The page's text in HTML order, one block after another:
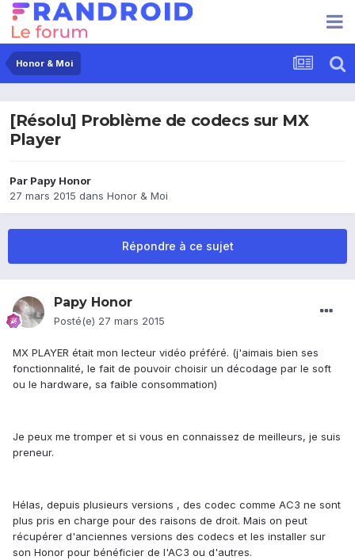
Honor & Moi
[Résolu] Problème de codecs sur MX
Player
Par Papy Honor
27 mars 2015 dans Honor & Moi
Répondre à ce sujet
Papy Honor
Posté(e) 27 mars 2015
MX PLAYER était mon lecteur vidéo préféré. (j'aimais bien ses
fonctionnalité, le fait de pouvoir choisir un décodage par le soft
ou le hardware, sa faible consommation)
Je peux me tromper et si vous en connaissez de meilleurs, je suis
preneur.
Hélas, depuis plusieurs versions , des codec comme AC3 ne sont
plus pris en charge pour des raisons de droit. Mais on peut
récupérer d'anciennes versions des codecs et les installer sur
son Honor pour bénéficier de l'AC3 ou d'autres.